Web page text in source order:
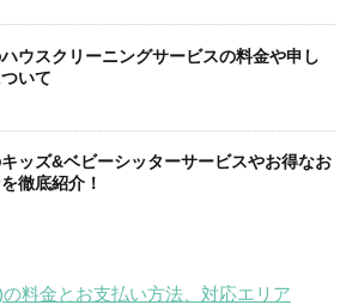
ウスクリーニングサービスの料金や申し
いて
ッズ&ベビーシッターサービスやお得なお
徹底紹介！
料金とお支払い方法、対応エリア